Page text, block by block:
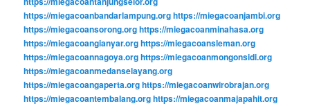
https://miegacoanbandarlampung.orghttps://miegacoanjambi.org
https://miegacoansorong.orghttps://miegacoanminahasa.org
https://miegacoangianyar.orghttps://miegacoansleman.org
https://miegacoannagoya.orghttps://miegacoanmongonsidi.org
https://miegacoanmedanselayang.org
https://miegacoangaperta.orghttps://miegacoanwirobrajan.org
https://miegacoantembalang.orghttps://miegacoanmajapahit.org